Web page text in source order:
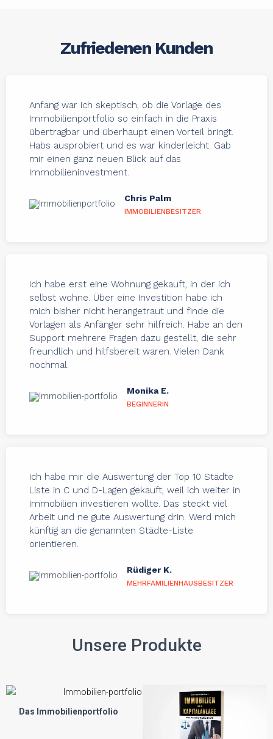
Zufriedenen Kunden
Anfang war ich skeptisch, ob die Vorlage des
Immobilienportfolio so einfach in die Praxis
übertragbar und überhaupt einen Vorteil bringt.
Habs ausprobiert und es war kinderleicht. Gab
mir einen ganz neuen Blick auf das
Immobilieninvestment.
Chris Palm
IMMOBILIENBESITZER
Ich habe erst eine Wohnung gekauft, in der ich
selbst wohne. Über eine Investition habe ich
mich bisher nicht herangetraut und finde die
Vorlagen als Anfänger sehr hilfreich. Habe an den
Support mehrere Fragen dazu gestellt, die sehr
freundlich und hilfsbereit waren. Vielen Dank
nochmal.
Monika E.
BEGINNERIN
Ich habe mir die Auswertung der Top 10 Städte
Liste in C und D-Lagen gekauft, weil ich weiter in
Immobilien investieren wollte. Das steckt viel
Arbeit und ne gute Auswertung drin. Werd mich
künftig an die genannten Städte-Liste
orientieren.
Rüdiger K.
MEHRFAMILIENHAUSBESITZER
Unsere Produkte
Das Immobilienportfolio